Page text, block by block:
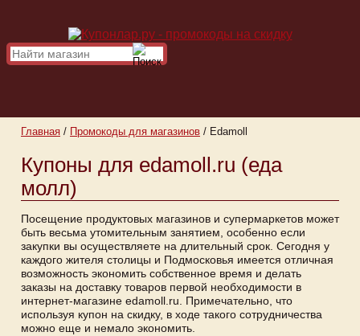
Главная / Промокоды для магазинов / Edamoll
Купоны для edamoll.ru (еда
молл)
Посещение продуктовых магазинов и супермаркетов может
быть весьма утомительным занятием, особенно если
закупки вы осуществляете на длительный срок. Сегодня у
каждого жителя столицы и Подмосковья имеется отличная
возможность экономить собственное время и делать
заказы на доставку товаров первой необходимости в
интернет-магазине edamoll.ru. Примечательно, что
используя купон на скидку, в ходе такого сотрудничества
можно еще и немало экономить.